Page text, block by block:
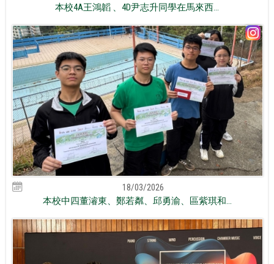
本校4A王鴻韜 、4D尹志升同學在馬來西...
18/03/2026
本校中四董濬東、鄭若粼、邱勇渝、區紫琪和...